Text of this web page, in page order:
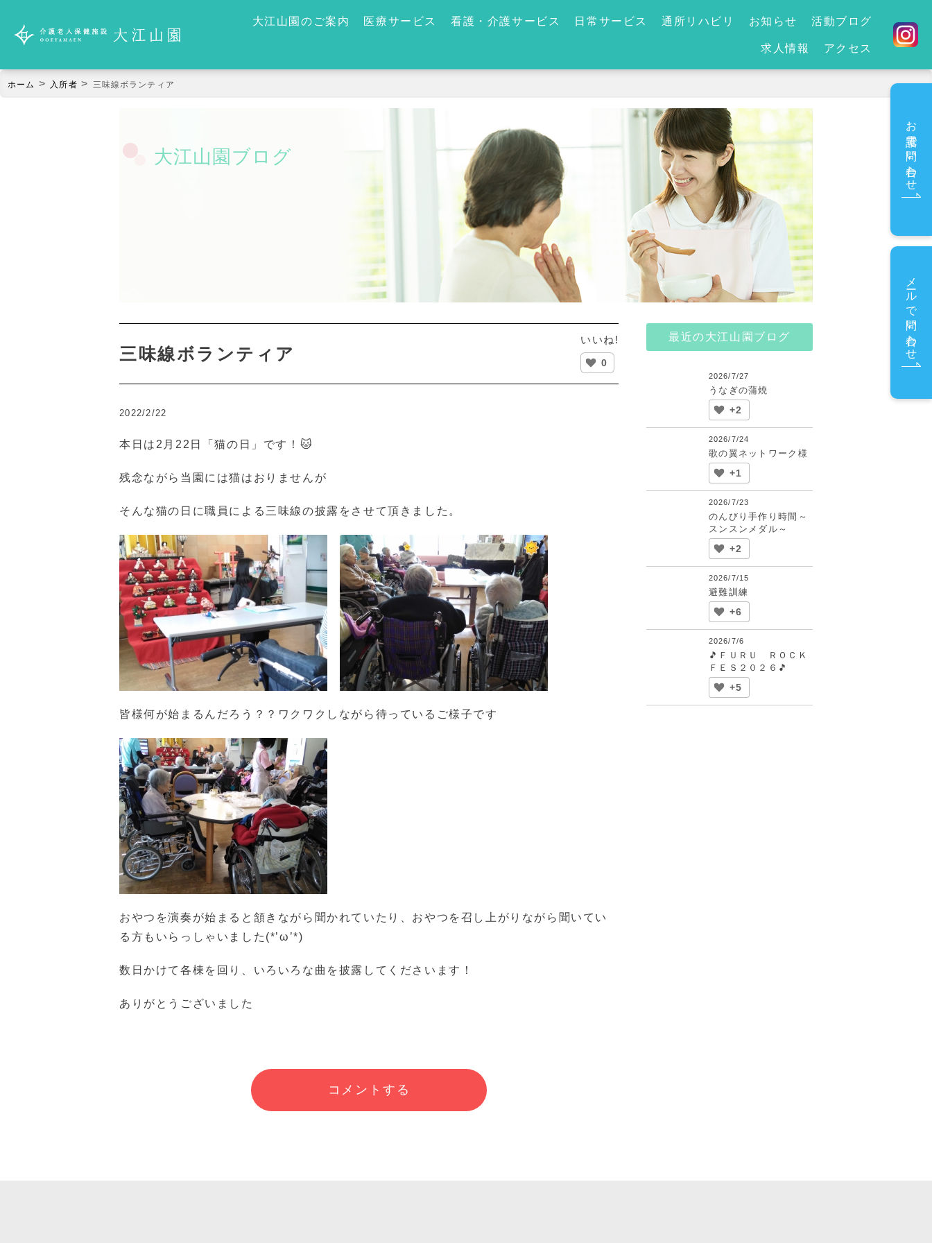
大江山園のご案内 医療サービス 看護・介護サービス 日常サービス 通所リハビリ お知らせ 活動ブログ
求人情報 アクセス
お電話で問い合わせ
メールで問い合わせ
ホーム > 入所者 > 三味線ボランティア
大江山園ブログ
三味線ボランティア
いいね!
0
2022/2/22
本日は2月22日「猫の日」です！🐱
残念ながら当園には猫はおりませんが
そんな猫の日に職員による三味線の披露をさせて頂きました。
皆様何が始まるんだろう？？ワクワクしながら待っているご様子です
おやつを演奏が始まると頷きながら聞かれていたり、おやつを召し上がりながら聞いてい
る方もいらっしゃいました(*’ω’*)
数日かけて各棟を回り、いろいろな曲を披露してくださいます！
ありがとうございました
コメントする
最近の大江山園ブログ
2026/7/27
うなぎの蒲焼
+2
2026/7/24
歌の翼ネットワーク様
+1
2026/7/23
のんびり手作り時間～
スンスンメダル～
+2
2026/7/15
避難訓練
+6
2026/7/6
🎵ＦＵＲＵ ＲＯＣＫ
ＦＥＳ２０２６🎵
+5